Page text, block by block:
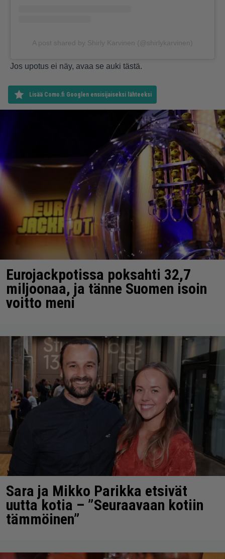
A post shared by Shirly Karvinen (@shirlykarvinen)
Jos upotus ei näy, avaa se auki tästä.
Lisää Como.fi Googlen ensisijaiseksi lähteeksi
Eurojackpotissa poksahti 32,7
miljoonaa, ja tänne Suomen isoin
voitto meni
Sara ja Mikko Parikka etsivät
uutta kotia – ”Seuraavaan kotiin
tämmöinen”